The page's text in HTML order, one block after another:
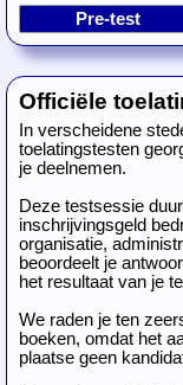
Officiële
In verscheidene
toelatingstesten
je deelnemen.
Deze testsessie
inschrijvingsgeld
organisatie,
beoordeelt je
het resultaat van je
We raden je ten
boeken, omdat het
plaatse geen